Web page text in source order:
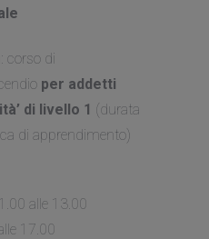
: corso di
per addetti
di livello 1 (durata
di apprendimento)
alle 13.00
17.00